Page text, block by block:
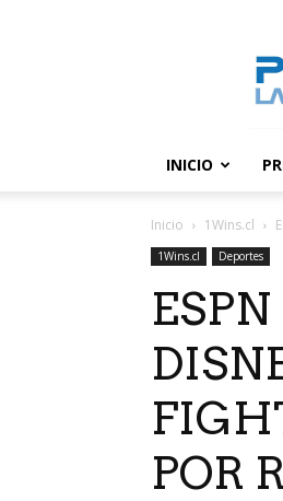
noticias
INICIO
Inicio 1Wins.cl
1Wins.cl Deportes
POR